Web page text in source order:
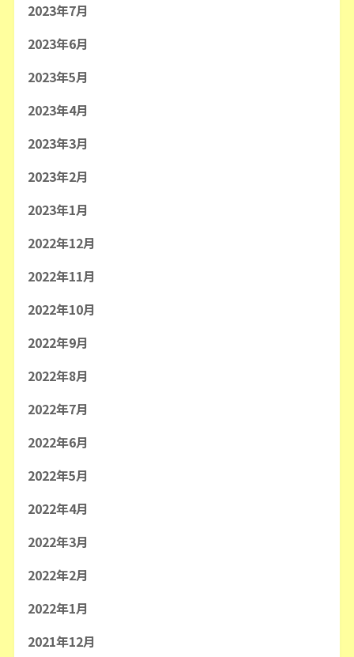
2023年7月
2023年6月
2023年5月
2023年4月
2023年3月
2023年2月
2023年1月
2022年12月
2022年11月
2022年10月
2022年9月
2022年8月
2022年7月
2022年6月
2022年5月
2022年4月
2022年3月
2022年2月
2022年1月
2021年12月